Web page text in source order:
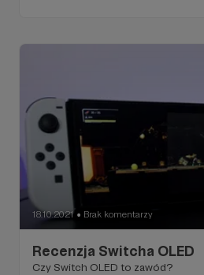
18.10.2021 ● Brak komentarzy
Recenzja Switcha OLED
Czy Switch OLED to zawód?